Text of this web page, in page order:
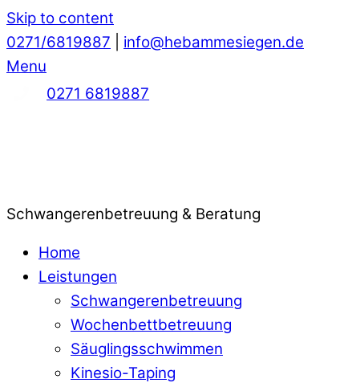
Skip to content
0271/6819887
info@hebammesiegen.de
Menu
0271 6819887
Schwangerenbetreuung & Beratung
Home
Leistungen
Schwangerenbetreuung
Wochenbettbetreuung
Säuglingsschwimmen
Kinesio-Taping